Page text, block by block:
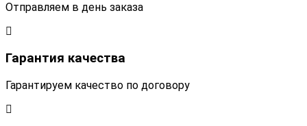
Отправляем в день заказа
Гарантия качества
Гарантируем качество по договору